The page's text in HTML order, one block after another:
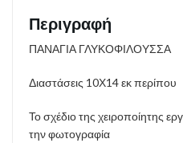
Περιγραφή
ΠΑΝΑΓΙΑ ΓΛΥΚΟΦΙΛΟΥΣΣΑ
Διαστάσεις 10Χ14 εκ περίπου
Το σχέδιο της χειροποίητης
την φωτογραφία